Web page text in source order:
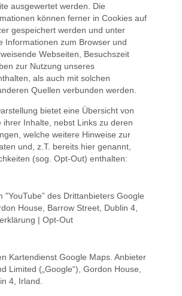
ausgewertet werden. Die
können ferner in Cookies auf
gespeichert werden und unter
Informationen zum Browser und
Webseiten, Besuchszeit
zur Nutzung unseres
als auch mit solchen
Quellen verbunden werden.
bietet eine Übersicht von
ihrer Inhalte, nebst Links zu deren
welche weitere Hinweise zur
und, z.T. bereits hier genannt,
(sog. Opt-Out) enthalten:
"YouTube” des Drittanbieters Google
House, Barrow Street, Dublin 4,
Opt-Out
Kartendienst Google Maps. Anbieter
Limited („Google“), Gordon House,
4, Irland.